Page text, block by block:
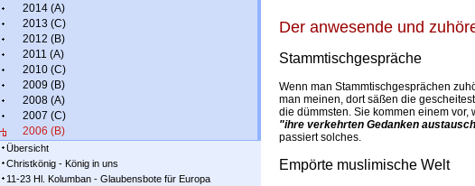
2014 (A)
2013 (C)
2012 (B)
2011 (A)
2010 (C)
2009 (B)
2008 (A)
2007 (C)
2006 (B)
Übersicht
Christkönig - König in uns
11-23 Hl. Kolumban - Glaubensbote für Europa
Der anwesende und
Stammtischgespräche
Wenn man Stammtischgesprächen
man meinen, dort säßen die
die dümmsten. Sie kommen einem
"ihre verkehrten Gedanken
passiert solches.
Empörte muslimische Welt